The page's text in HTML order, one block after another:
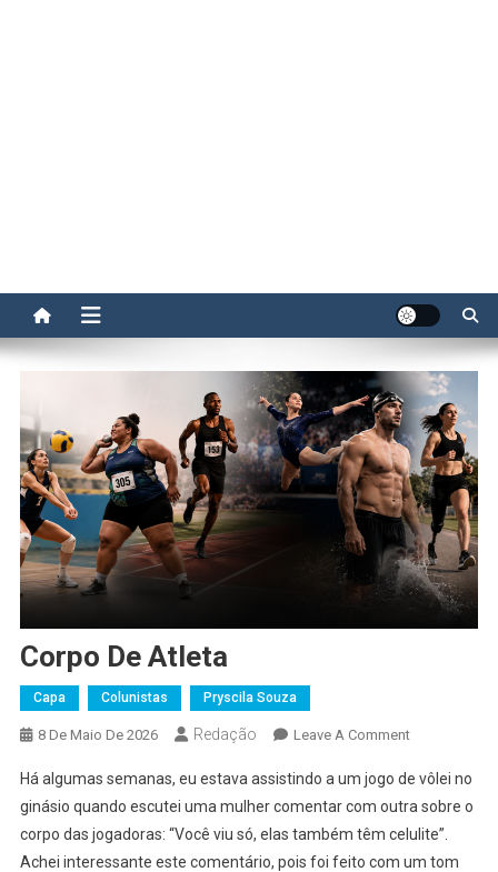
Corpo De Atleta
Capa Colunistas Pryscila Souza
8 De Maio De 2026 Redação Leave A CommentOn
De
Atleta
Há algumas semanas, eu estava assistindo a um jogo de vôlei no
ginásio quando escutei uma mulher comentar com outra sobre o
corpo das jogadoras: “Você viu só, elas também têm celulite”.
Achei interessante este comentário, pois foi feito com um tom